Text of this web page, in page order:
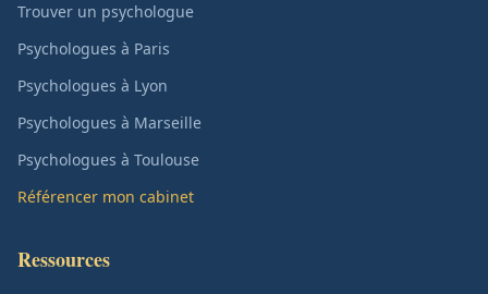
Trouver un psychologue
Psychologues à Paris
Psychologues à Lyon
Psychologues à Marseille
Psychologues à Toulouse
Référencer mon cabinet
Ressources